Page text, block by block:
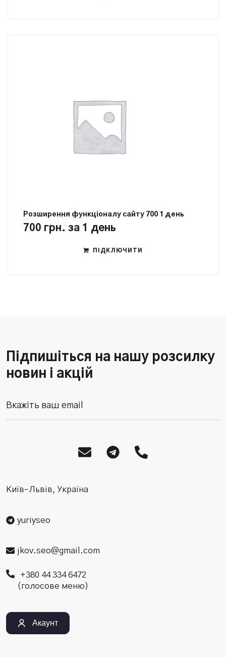
Розширення функцiоналу сайту 700 1 день
700 грн. за 1 день
ПІДКЛЮЧИТИ
Підпишіться на нашу розсилку
новин і акцій
Київ–Львів, Україна
yuriyseo
jkov.seo@gmail.com
+380 44 334 6472
(голосове меню)
Акаунт